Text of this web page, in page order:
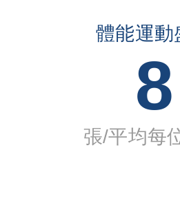
體能運動
8
張/平均每